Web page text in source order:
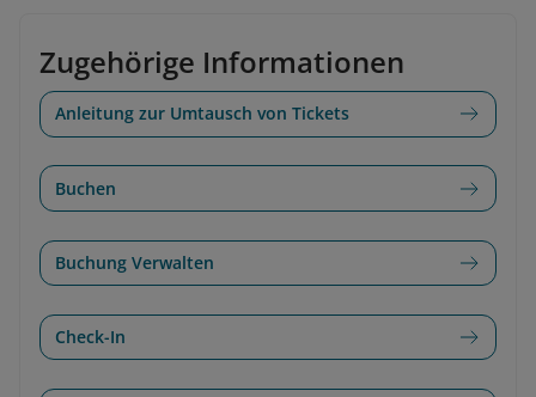
Zugehörige Informationen
Anleitung zur Umtausch von Tickets
Buchen
Buchung Verwalten
Check-In